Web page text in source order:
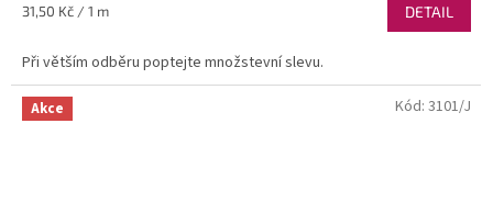
Měrná
31,50 Kč / 1 m DETAIL
Při větším odběru poptejte množstevní slevu.
Akce Kód: 3101/J